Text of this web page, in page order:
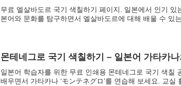
무료 엘살바도르 국기 색칠하기 페이지. 일본에서 인기 있
본어와 문화를 탐구하면서 엘살바도르에 대해 배울 수 있
몬테네그로 국기 색칠하기 – 일본어 가타카
일본어 학습자를 위한 무료 인쇄용 몬테네그로 국기 색칠
배우면서 가타카나 ‘モンテネグロ’를 연습해 보세요. 교